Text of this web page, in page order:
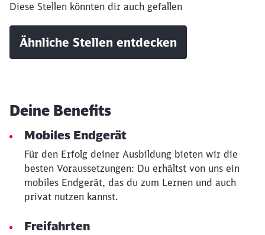
Diese Stellen könnten dir auch gefallen
Ähnliche Stellen entdecken
Deine Benefits
Mobiles Endgerät
Für den Erfolg deiner Ausbildung bieten wir die
besten Voraussetzungen: Du erhältst von uns ein
mobiles Endgerät, das du zum Lernen und auch
privat nutzen kannst.
Freifahrten